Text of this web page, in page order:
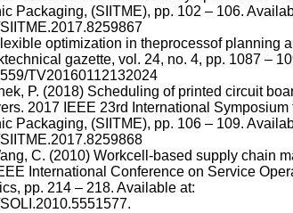
Packaging, (SIITME), pp. 102 – 106.
optimization in theprocessof planning
gazette, vol. 24, no. 4, pp. 1087 –
TV20160112132024
P. (2018) Scheduling of printed circuit
2017 IEEE 23rd International Symposium
Packaging, (SIITME), pp. 106 – 109.
C. (2010) Workcell-based supply chain
International Conference on Service
pp. 214 – 218. Available at: